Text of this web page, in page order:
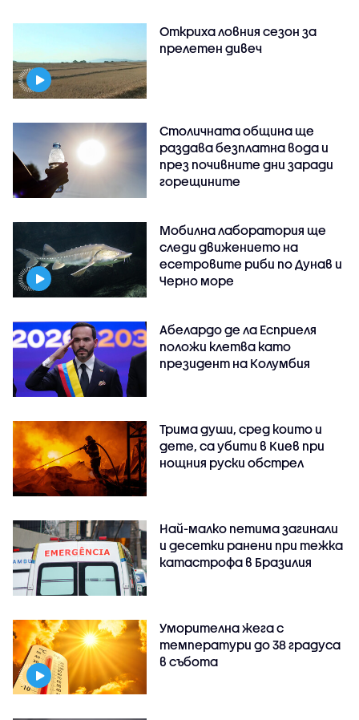
Откриха ловния сезон за
прелетен дивеч
Столичната община ще
раздава безплатна вода и
през почивните дни заради
горещините
Мобилна лаборатория ще
следи движението на
есетровите риби по Дунав и
Черно море
Абелардо де ла Есприеля
положи клетва като
президент на Колумбия
Трима души, сред които и
дете, са убити в Киев при
нощния руски обстрел
Най-малко петима загинали
и десетки ранени при тежка
катастрофа в Бразилия
Уморителна жега с
температури до 38 градуса
в събота